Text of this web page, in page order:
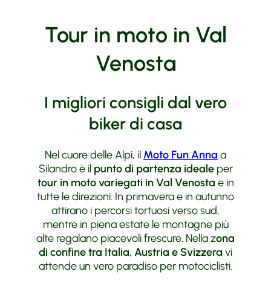
Tour in moto in Val
Venosta
I migliori consigli dal vero
biker di casa
Nel cuore delle Alpi, il Moto Fun Anna a
Silandro è il punto di partenza idealeper
tour in moto variegati in Val Venosta e in
tutte le direzioni. In primavera e in autunno
attirano i percorsi tortuosi verso sud,
mentre in piena estate le montagne più
alte regalano piacevoli frescure. Nella zona
di confine tra Italia, Austria e Svizzera vi
attende un vero paradiso per motociclisti.